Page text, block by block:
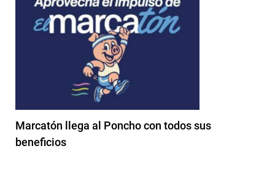
Marcatón llega al Poncho con todos sus
beneficios